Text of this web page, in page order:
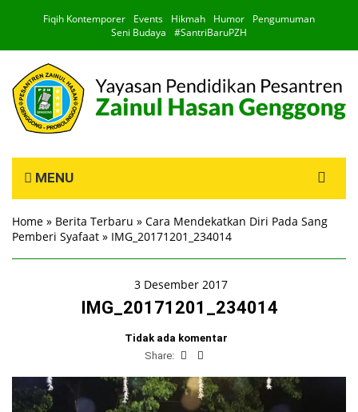
Fiqih Kontemporer Events Hikmah Humor
Pengumuman
Seni Budaya
#SantriBaruPZH
MENU
Home » Berita Terbaru » Cara Mendekatkan Diri Pada Sang
Pemberi Syafaat » IMG_20171201_234014
3 Desember 2017
IMG_20171201_234014
Tidak ada komentar
Share: